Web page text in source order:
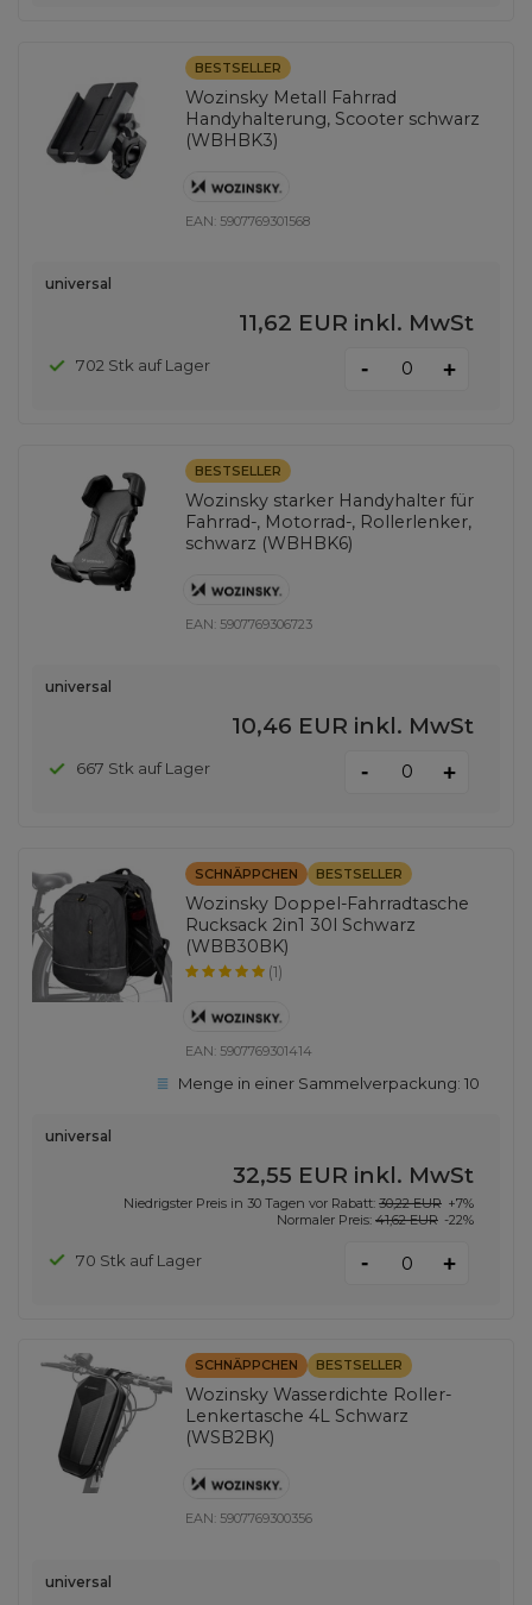
BESTSELLER
Wozinsky Metall Fahrrad
Handyhalterung, Scooter schwarz
(WBHBK3)
EAN: 5907769301568
universal
11,62 EUR inkl. MwSt
702 Stk auf Lager - +
BESTSELLER
Wozinsky starker Handyhalter für
Fahrrad-, Motorrad-, Rollerlenker,
schwarz (WBHBK6)
EAN: 5907769306723
universal
10,46 EUR inkl. MwSt
667 Stk auf Lager - +
SCHNÄPPCHEN BESTSELLER
Wozinsky Doppel-Fahrradtasche
Rucksack 2in1 30l Schwarz
(WBB30BK)
(1)
EAN: 5907769301414
Menge in einer Sammelverpackung:10
universal
32,55 EUR inkl. MwSt
Niedrigster Preis in 30 Tagen vor Rabatt: 30,22 EUR +7%
Normaler Preis: 41,62 EUR -22%
70 Stk auf Lager - +
SCHNÄPPCHEN BESTSELLER
Wozinsky Wasserdichte Roller-
Lenkertasche 4L Schwarz
(WSB2BK)
EAN: 5907769300356
universal